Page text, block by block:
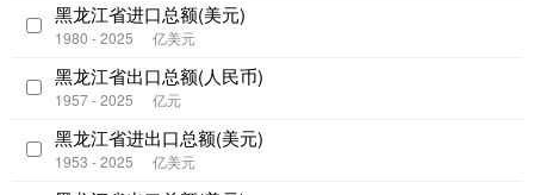
黑龙江省进口总额(美元)
1980 - 2025 亿美元
黑龙江省出口总额(人民币)
1957 - 2025 亿元
黑龙江省进出口总额(美元)
1953 - 2025 亿美元